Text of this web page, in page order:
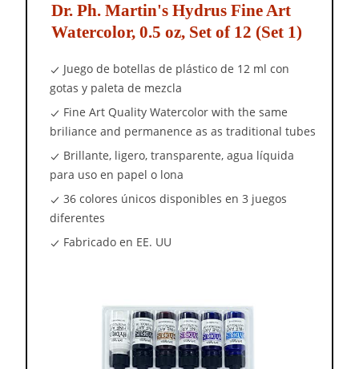
Dr. Ph. Martin's Hydrus Fine Art
Watercolor, 0.5 oz, Set of 12 (Set 1)
Juego de botellas de plástico de 12 ml con
gotas y paleta de mezcla
Fine Art Quality Watercolor with the same
briliance and permanence as as traditional tubes
Brillante, ligero, transparente, agua líquida
para uso en papel o lona
36 colores únicos disponibles en 3 juegos
diferentes
Fabricado en EE. UU